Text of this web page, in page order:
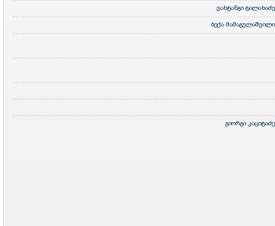
ვახტანგი ტალახაძე
ბექა მამაგულაშვილი
გიორგი კაციტაძე